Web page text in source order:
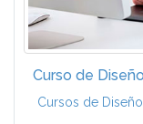
Curso de
Cursos de Diseño